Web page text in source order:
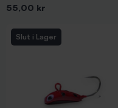
Pris
55,00 kr
Slut i Lager